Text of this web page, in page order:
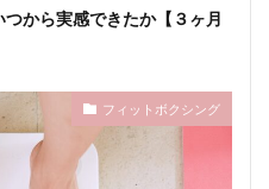
から実感できたか【３ヶ月
フィットボクシング